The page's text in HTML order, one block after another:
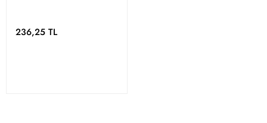
236,25 TL